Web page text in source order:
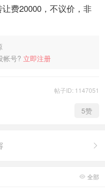
费20000，不议价，非
帐号? 立即注册
帖子ID: 1147051
5赞

 全部